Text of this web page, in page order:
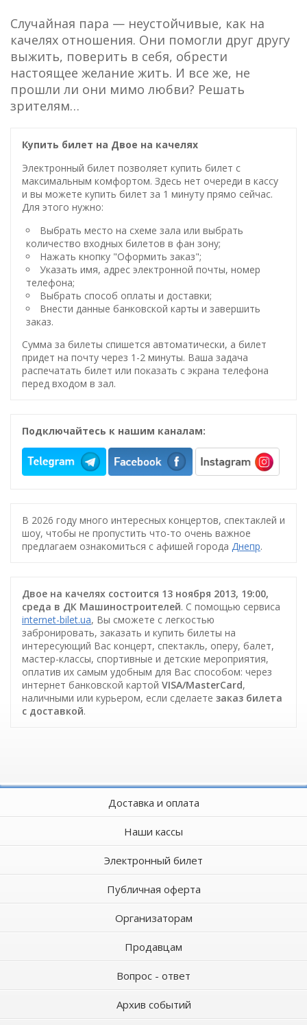
Случайная пара — неустойчивые, как на
качелях отношения. Они помогли друг другу
выжить, поверить в себя, обрести
настоящее желание жить. И все же, не
прошли ли они мимо любви? Решать
зрителям…
Купить билет на Двое на качелях
Электронный билет позволяет купить билет с
максимальным комфортом. Здесь нет очереди в кассу
и вы можете купить билет за 1 минуту прямо сейчас.
Для этого нужно:
Выбрать место на схеме зала или выбрать
количество входных билетов в фан зону;
Нажать кнопку "Оформить заказ";
Указать имя, адрес электронной почты, номер
телефона;
Выбрать способ оплаты и доставки;
Внести данные банковской карты и завершить
заказ.
Сумма за билеты спишется автоматически, а билет
придет на почту через 1-2 минуты. Ваша задача
распечатать билет или показать с экрана телефона
перед входом в зал.
Подключайтесь к нашим каналам:
В 2026 году много интересных концертов, спектаклей и
шоу, чтобы не пропустить что-то очень важное
предлагаем ознакомиться с афишей города Днепр.
Двое на качелях состоится 13 ноября 2013, 19:00,
среда в ДК Машиностроителей. С помощью сервиса
internet-bilet.ua, Вы сможете с легкостью
забронировать, заказать и купить билеты на
интересующий Вас концерт, спектакль, оперу, балет,
мастер-классы, спортивные и детские мероприятия,
оплатив их самым удобным для Вас способом: через
интернет банковской картой VISA/MasterCard,
наличными или курьером, если сделаете заказ билета
c доставкой.
Доставка и оплата
Наши кассы
Электронный билет
Публичная оферта
Организаторам
Продавцам
Вопрос - ответ
Архив событий